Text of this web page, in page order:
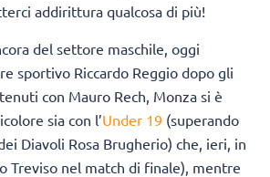
addirittura qualcosa di più!
del settore maschile, oggi
sportivo Riccardo Reggio dopo gli
con Mauro Rech, Monza si è
sia con l’Under 19 (superando
Diavoli Rosa Brugherio) che, ieri, in
Treviso nel match di finale), mentre